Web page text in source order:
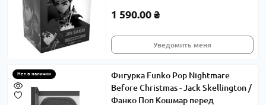
1 590.00 ₴
Уведомить меня
Нет в наличии
Фигурка Funko Pop Nightmare
Before Christmas - Jack Skellington /
Фанко Поп Кошмар перед